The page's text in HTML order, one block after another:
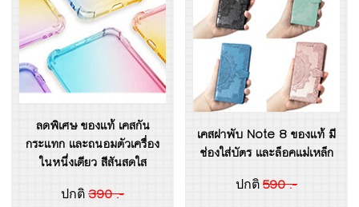
ลดพิเศษ ของแท้ เคสกัน
กระแทก และถนอมตัวเครื่อง
ในหนึ่งเดียว สีสันสดใส
ปกติ 390 .-
เคสฝาพับ Note 8 ของแท้ มี
ช่องใส่บัตร และล็อคแม่เหล็ก
ปกติ 590 .-